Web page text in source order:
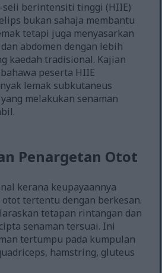
seli berintensiti tinggi (HIIE)
bukan sahaja membantu
tetapi juga menyasarkan
abdomen dengan lebih
kaedah tradisional. Kajian
peserta HIIE
lemak subkutaneus
melakukan senaman
Penargetan Otot
kerana keupayaannya
tertentu dengan berkesan.
tetapan rintangan dan
senaman tersuai. Ini
tertumpu pada kumpulan
hamstring, gluteus